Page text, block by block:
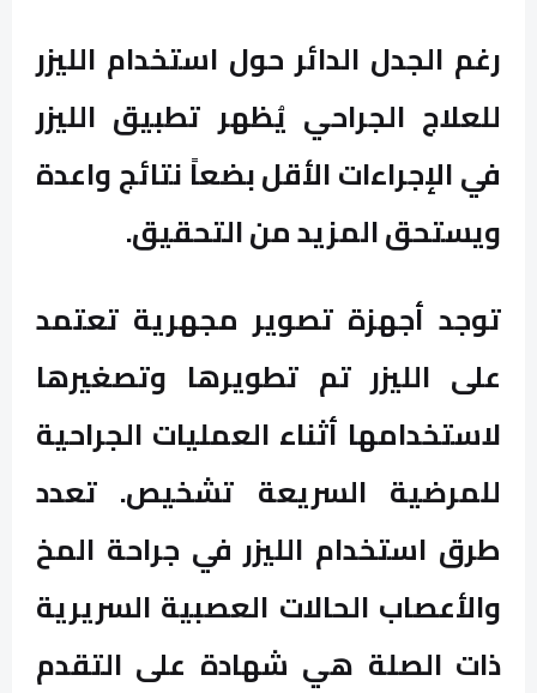
رغم الجدل الدائر حول استخدام الليزر
للعلاج الجراحي يُظهر تطبيق الليزر
في الإجراءات الأقل بضعاً نتائج واعدة
ويستحق المزيد من التحقيق.
توجد أجهزة تصوير مجهرية تعتمد
على الليزر تم تطويرها وتصغيرها
لاستخدامها أثناء العمليات الجراحية
للمرضية السريعة تشخيص. تعدد
طرق استخدام الليزر في جراحة المخ
والأعصاب الحالات العصبية السريرية
ذات الصلة هي شهادة على التقدم